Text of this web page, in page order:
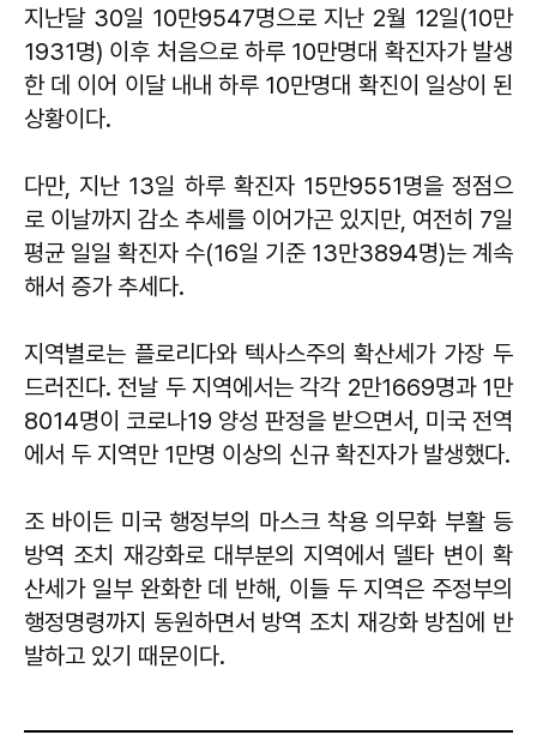
지난달 30일 10만9547명으로 지난 2월 12일(10만
1931명) 이후 처음으로 하루 10만명대 확진자가 발생
한 데 이어 이달 내내 하루 10만명대 확진이 일상이 된
상황이다.
다만, 지난 13일 하루 확진자 15만9551명을 정점으
로 이날까지 감소 추세를 이어가곤 있지만, 여전히 7일
평균 일일 확진자 수(16일 기준 13만3894명)는 계속
해서 증가 추세다.
지역별로는 플로리다와 텍사스주의 확산세가 가장 두
드러진다. 전날 두 지역에서는 각각 2만1669명과 1만
8014명이 코로나19 양성 판정을 받으면서, 미국 전역
에서 두 지역만 1만명 이상의 신규 확진자가 발생했다.
조 바이든 미국 행정부의 마스크 착용 의무화 부활 등
방역 조치 재강화로 대부분의 지역에서 델타 변이 확
산세가 일부 완화한 데 반해, 이들 두 지역은 주정부의
행정명령까지 동원하면서 방역 조치 재강화 방침에 반
발하고 있기 때문이다.